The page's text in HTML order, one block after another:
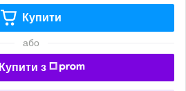
Купити
або
Купити з